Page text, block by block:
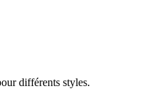
différents styles.